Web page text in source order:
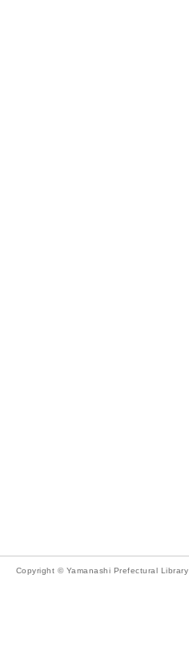
Copyright © Yamanashi Prefectural Library